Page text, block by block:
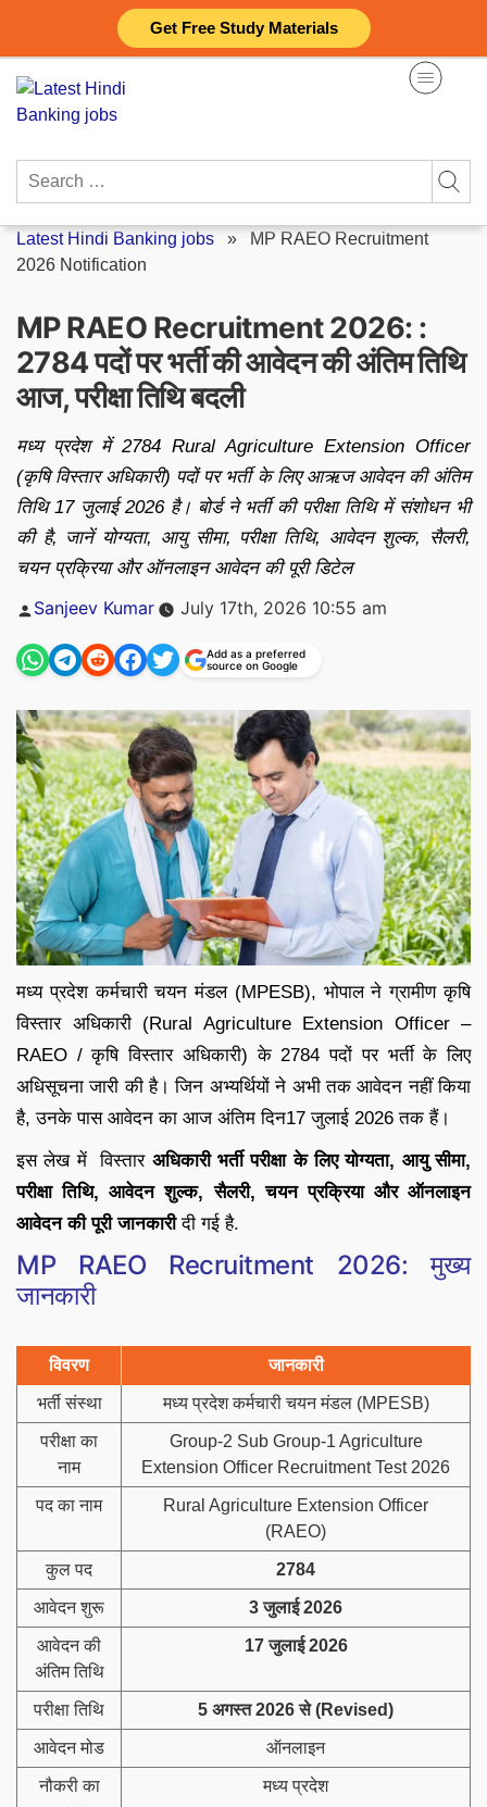
Get Free Study Materials
content
Search
Latest Hindi Banking jobs » MP RAEO Recruitment
2026 Notification
MP RAEO Recruitment 2026: :
2784 पदों पर भर्ती की आवेदन की अंतिम तिथि
आज, परीक्षा तिथि बदली
मध्य प्रदेश में 2784 Rural Agriculture Extension Officer
(कृषि विस्तार अधिकारी) पदों पर भर्ती के लिए आऋज आवेदन की अंतिम
तिथि 17 जुलाई 2026 है। बोर्ड ने भर्ती की परीक्षा तिथि में संशोधन भी
की है, जानें योग्यता, आयु सीमा, परीक्षा तिथि, आवेदन शुल्क, सैलरी,
चयन प्रक्रिया और ऑनलाइन आवेदन की पूरी डिटेल
Posted
Sanjeev Kumar July 17th, 2026 10:55 am
Add as a preferred
source on Google
मध्य प्रदेश कर्मचारी चयन मंडल (MPESB), भोपाल ने ग्रामीण कृषि
विस्तार अधिकारी (Rural Agriculture Extension Officer –
RAEO / कृषि विस्तार अधिकारी) के 2784 पदों पर भर्ती के लिए
अधिसूचना जारी की है। जिन अभ्यर्थियों ने अभी तक आवेदन नहीं किया
है, उनके पास आवेदन का आज अंतिम दिन17 जुलाई 2026 तक हैं।
इस लेख में विस्तार अधिकारी भर्ती परीक्षा के लिए योग्यता, आयु सीमा,
परीक्षा तिथि, आवेदन शुल्क, सैलरी, चयन प्रक्रिया और ऑनलाइन
आवेदन की पूरी जानकारीदी गई है.
MP RAEO Recruitment 2026: मुख्य
जानकारी
विवरण जानकारी
भर्ती संस्था मध्य प्रदेश कर्मचारी चयन मंडल (MPESB)
परीक्षा का
नाम
Group-2 Sub Group-1 Agriculture
Extension Officer Recruitment Test 2026
पद का नाम
Rural Agriculture Extension Officer
(RAEO)
कुल पद 2784
आवेदन शुरू 3 जुलाई 2026
आवेदन की
अंतिम तिथि
17 जुलाई 2026
परीक्षा तिथि 5 अगस्त 2026 से (Revised)
आवेदन मोड ऑनलाइन
नौकरी का
मध्य प्रदेश